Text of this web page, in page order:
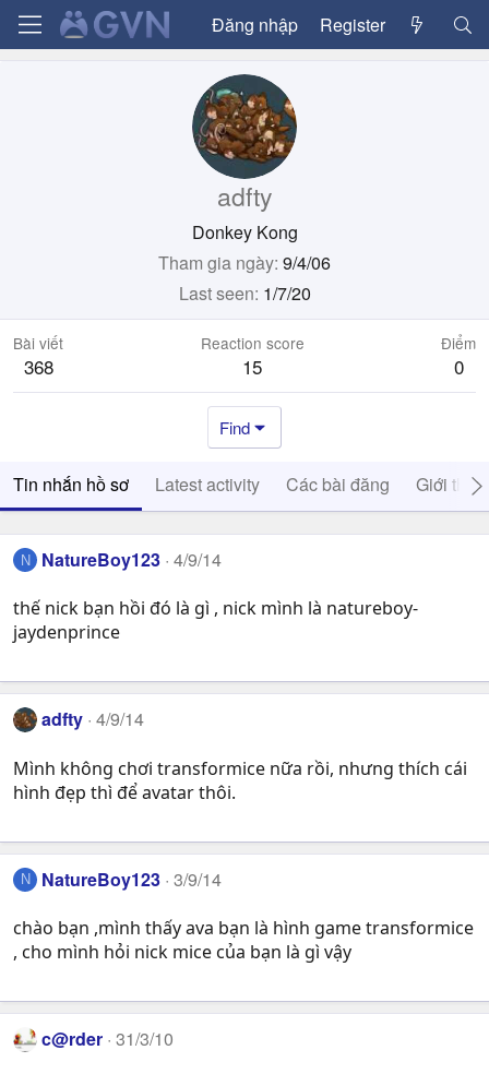
Đăng nhập Register
adfty
Donkey Kong
Tham gia ngày 9/4/06
Last seen 1/7/20
Bài viết
368
Reaction score
15
Điểm
0
Find
Tin nhắn hồ sơ Latest activity Các bài đăng Giới thiệu
N NatureBoy123 4/9/14
thế nick bạn hồi đó là gì , nick mình là natureboy-
jaydenprince
adfty 4/9/14
Mình không chơi transformice nữa rồi, nhưng thích cái
hình đẹp thì để avatar thôi.
N NatureBoy123 3/9/14
chào bạn ,mình thấy ava bạn là hình game transformice
, cho mình hỏi nick mice của bạn là gì vậy
c@rder 31/3/10